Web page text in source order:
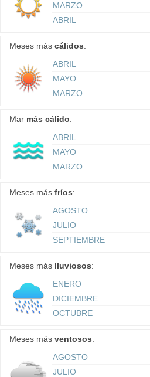
MARZO
ABRIL
Meses más cálidos:
ABRIL
MAYO
MARZO
Mar más cálido:
ABRIL
MAYO
MARZO
Meses más fríos:
AGOSTO
JULIO
SEPTIEMBRE
Meses más lluviosos:
ENERO
DICIEMBRE
OCTUBRE
Meses más ventosos:
AGOSTO
JULIO